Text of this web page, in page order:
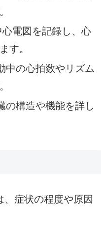
心電図を記録し、心
す。
中の心拍数やリズム
の構造や機能を詳し
症状の程度や原因